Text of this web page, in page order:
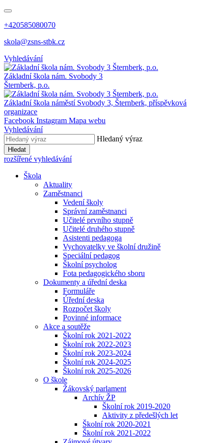
+420585080070
skola@zsns-stbk.cz
Vyhledávání
Základní škola nám. Svobody 3
Šternberk, p.o.
Základní škola náměstí Svobody 3, Šternberk, příspěvková
organizace
Facebook Instagram Mapa webu
Vyhledávání
Hledaný výraz
Hledat
rozšířené vyhledávání
Škola
Aktuality
Zaměstnanci
Vedení školy
Správní zaměstnanci
Učitelé prvního stupně
Učitelé druhého stupně
Asistenti pedagoga
Vychovatelky ve školní družině
Speciální pedagog
Školní psycholog
Fota pedagogického sboru
Dokumenty a úřední deska
Formuláře
Úřední deska
Rozpočet školy
Povinné informace
Akce a soutěže
Školní rok 2021-2022
Školní rok 2022-2023
Školní rok 2023-2024
Školní rok 2024-2025
Školní rok 2025-2026
O škole
Žákovský parlament
Archív ŽP
Školní rok 2019-2020
Aktivity z předešlých let
Školní rok 2020-2021
Školní rok 2021-2022